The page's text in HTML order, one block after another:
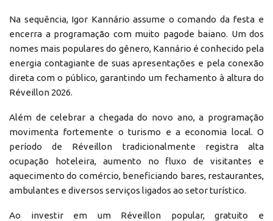
Na sequência, Igor Kannário assume o comando da festa e
encerra a programação com muito pagode baiano. Um dos
nomes mais populares do gênero, Kannário é conhecido pela
energia contagiante de suas apresentações e pela conexão
direta com o público, garantindo um fechamento à altura do
Réveillon 2026.
Além de celebrar a chegada do novo ano, a programação
movimenta fortemente o turismo e a economia local. O
período de Réveillon tradicionalmente registra alta
ocupação hoteleira, aumento no fluxo de visitantes e
aquecimento do comércio, beneficiando bares, restaurantes,
ambulantes e diversos serviços ligados ao setor turístico.
Ao investir em um Réveillon popular, gratuito e